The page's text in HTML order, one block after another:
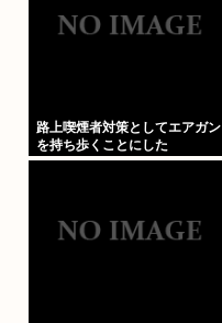
路上喫煙者対策としてエアガン
を持ち歩くことにした